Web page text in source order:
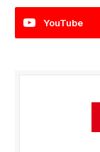
YouTube